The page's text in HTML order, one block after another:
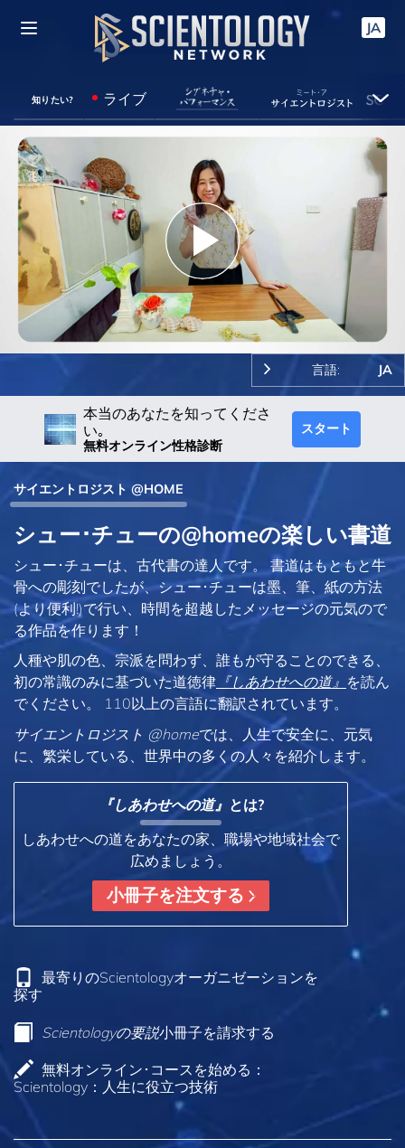
JA
知りたい? ライブ
Play
Video
言語: JA
本当のあなたを知ってくださ
い｡
無料オンライン性格診断
スタート
サイエントロジスト @HOME
シュー･チューの@homeの楽しい書道
シュー･チューは、古代書の達人です。 書道はもともと牛
骨への彫刻でしたが、シュー･チューは墨、筆、紙の方法
(より便利!)で行い、時間を超越したメッセージの元気ので
る作品を作ります！
人種や肌の色、宗派を問わず、誰もが守ることのできる、
初の常識のみに基づいた道徳律 『しあわせへの道』 を読ん
でください。 110以上の言語に翻訳されています。
サイエントロジスト @homeでは、人生で安全に、元気
に、繁栄している、世界中の多くの人々を紹介します。
『しあわせへの道』 とは?
しあわせへの道をあなたの家、職場や地域社会で
広めましょう。
小冊子を注文する
最寄りのScientologyオーガニゼーションを
探す
Scientologyの要説小冊子を請求する
無料オンライン･コースを始める：
Scientology：人生に役立つ技術